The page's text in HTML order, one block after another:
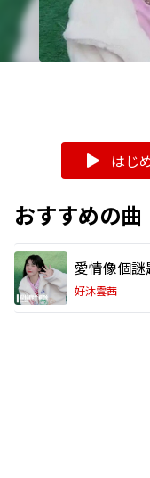
はじ
おすすめの曲
愛情像個謎
好沐雲茜